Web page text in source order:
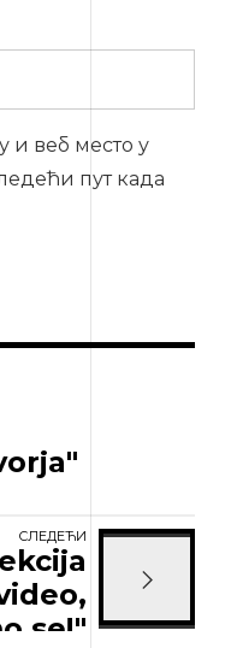
и веб место у
пут када
СЛЕДЕЋИ
se!"